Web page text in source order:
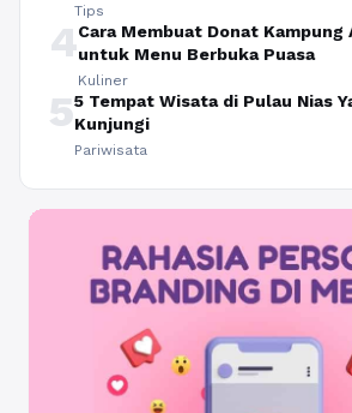
Tips
4Cara Membuat Donat Kampung
untuk Menu Berbuka Puasa
Kuliner
55 Tempat Wisata di Pulau Nias
Kunjungi
Pariwisata